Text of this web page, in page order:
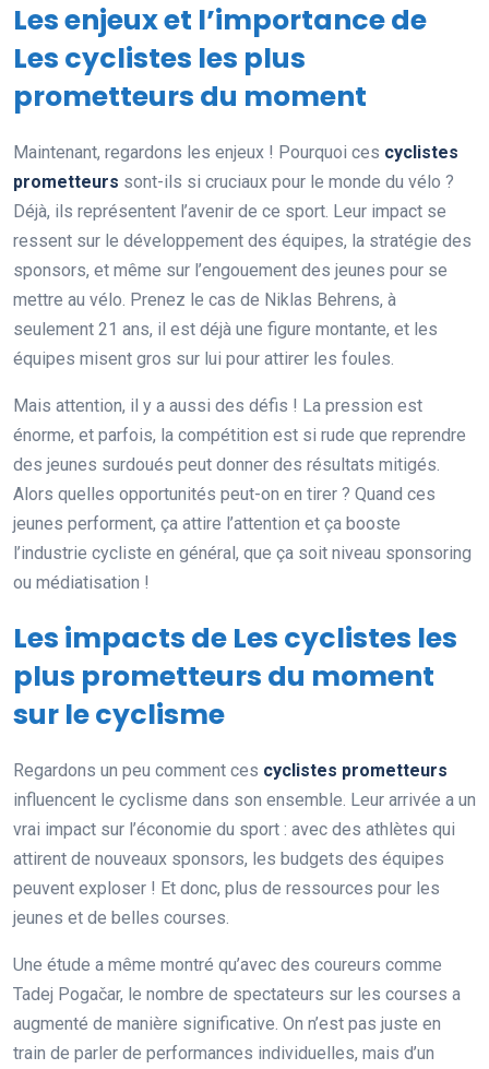
Les enjeux et l’importance de
Les cyclistes les plus
prometteurs du moment
Maintenant, regardons les enjeux ! Pourquoi ces cyclistes
prometteurs sont-ils si cruciaux pour le monde du vélo ?
Déjà, ils représentent l’avenir de ce sport. Leur impact se
ressent sur le développement des équipes, la stratégie des
sponsors, et même sur l’engouement des jeunes pour se
mettre au vélo. Prenez le cas de Niklas Behrens, à
seulement 21 ans, il est déjà une figure montante, et les
équipes misent gros sur lui pour attirer les foules.
Mais attention, il y a aussi des défis ! La pression est
énorme, et parfois, la compétition est si rude que reprendre
des jeunes surdoués peut donner des résultats mitigés.
Alors quelles opportunités peut-on en tirer ? Quand ces
jeunes performent, ça attire l’attention et ça booste
l’industrie cycliste en général, que ça soit niveau sponsoring
ou médiatisation !
Les impacts de Les cyclistes les
plus prometteurs du moment
sur le cyclisme
Regardons un peu comment ces cyclistes prometteurs
influencent le cyclisme dans son ensemble. Leur arrivée a un
vrai impact sur l’économie du sport : avec des athlètes qui
attirent de nouveaux sponsors, les budgets des équipes
peuvent exploser ! Et donc, plus de ressources pour les
jeunes et de belles courses.
Une étude a même montré qu’avec des coureurs comme
Tadej Pogačar, le nombre de spectateurs sur les courses a
augmenté de manière significative. On n’est pas juste en
train de parler de performances individuelles, mais d’un